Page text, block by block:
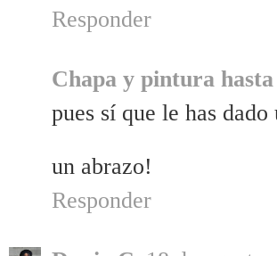
Responder
Chapa y pintura
pues sí que le has
un abrazo!
Responder